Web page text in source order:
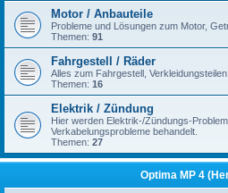
Motor / Anbauteile
Probleme und Lösungen zum Motor,
Themen: 91
Fahrgestell / Räder
Alles zum Fahrgestell,
Themen: 16
Elektrik / Zündung
Hier werden Elektrik-/Zündungs-
Verkabelungsprobleme behandelt.
Themen: 27
Optima MP 4